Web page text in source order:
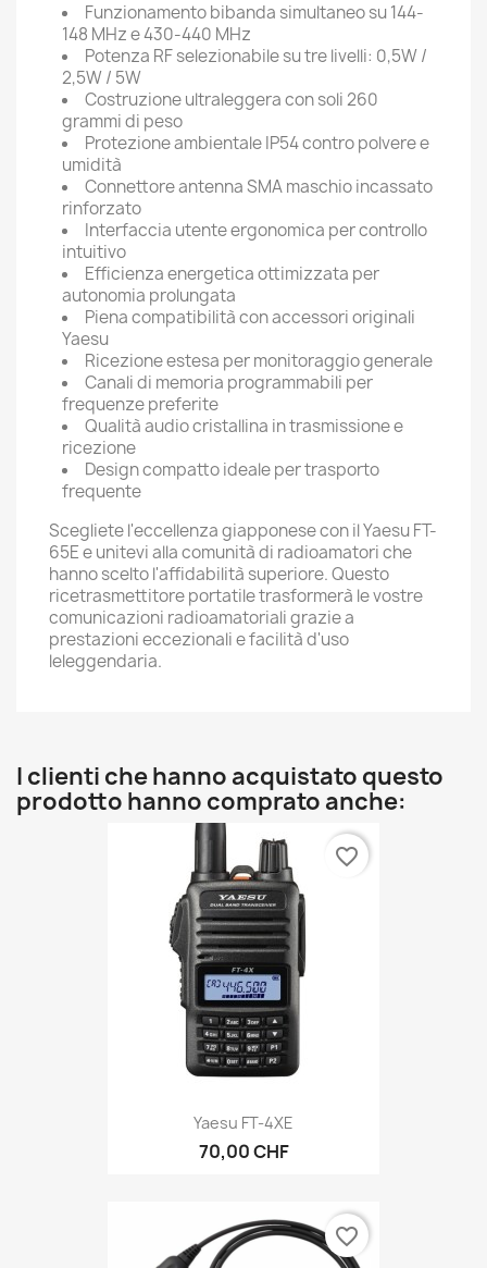
Funzionamento bibanda simultaneo su 144-
148 MHz e 430-440 MHz
Potenza RF selezionabile su tre livelli: 0,5W /
2,5W / 5W
Costruzione ultraleggera con soli 260
grammi di peso
Protezione ambientale IP54 contro polvere e
umidità
Connettore antenna SMA maschio incassato
rinforzato
Interfaccia utente ergonomica per controllo
intuitivo
Efficienza energetica ottimizzata per
autonomia prolungata
Piena compatibilità con accessori originali
Yaesu
Ricezione estesa per monitoraggio generale
Canali di memoria programmabili per
frequenze preferite
Qualità audio cristallina in trasmissione e
ricezione
Design compatto ideale per trasporto
frequente
Scegliete l'eccellenza giapponese con il Yaesu FT-
65E e unitevi alla comunità di radioamatori che
hanno scelto l'affidabilità superiore. Questo
ricetrasmettitore portatile trasformerà le vostre
comunicazioni radioamatoriali grazie a
prestazioni eccezionali e facilità d'uso
leleggendaria.
I clienti che hanno acquistato questo
prodotto hanno comprato anche:
Yaesu FT-4XE
70,00 CHF
favorite_border
favorite_border